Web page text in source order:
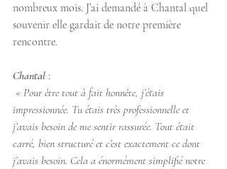
nombreux mois. J’ai demandé à Chantal quel
souvenir elle gardait de notre première
rencontre.
Chantal :
« Pour être tout à fait honnête, j’étais
impressionnée. Tu étais très professionnelle et
j’avais besoin de me sentir rassurée. Tout était
carré, bien structuré et c’est exactement ce dont
j’avais besoin. Cela a énormément simplifié notre